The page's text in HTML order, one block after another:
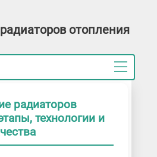
отопления
радиаторов
технологии и